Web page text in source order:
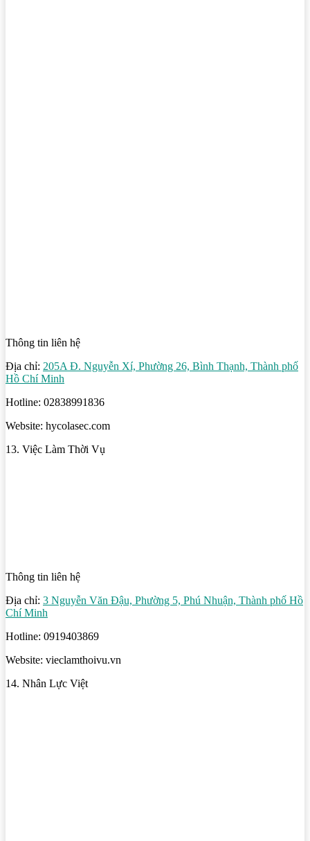
Thông tin liên hệ
Địa chỉ: 205A Đ. Nguyễn Xí, Phường 26, Bình Thạnh, Thành phố
Hồ Chí Minh
Hotline: 02838991836
Website: hycolasec.com
13. Việc Làm Thời Vụ
Thông tin liên hệ
Địa chỉ: 3 Nguyễn Văn Đậu, Phường 5, Phú Nhuận, Thành phố Hồ
Chí Minh
Hotline: 0919403869
Website: vieclamthoivu.vn
14. Nhân Lực Việt